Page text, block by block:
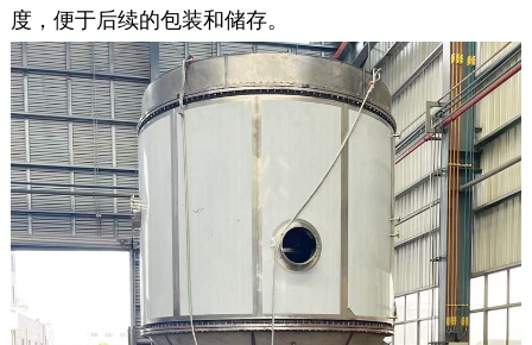
度，便于后续的包装和储存。